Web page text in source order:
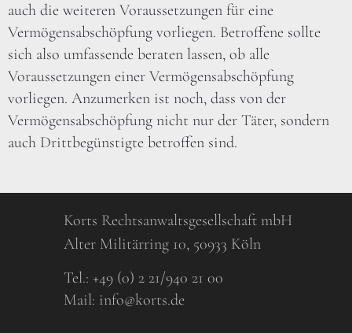
auch die weiteren Voraussetzungen für eine
Vermögensabschöpfung vorliegen. Betroffene sollte
sich also umfassende beraten lassen, ob alle
Voraussetzungen einer Vermögensabschöpfung
vorliegen. Anzumerken ist noch, dass von der
Vermögensabschöpfung nicht nur der Täter, sondern
auch Drittbegünstigte betroffen sind.
Korts Rechtsanwaltsgesellschaft mbH
Alter Militärring 10, 50933 Köln
Tel.: +49 (0) 2 21/940 21 00
Mail: info@korts.de